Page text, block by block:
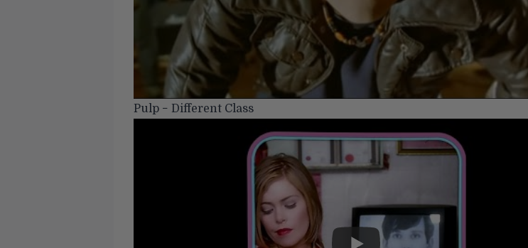
Pulp − Different Class